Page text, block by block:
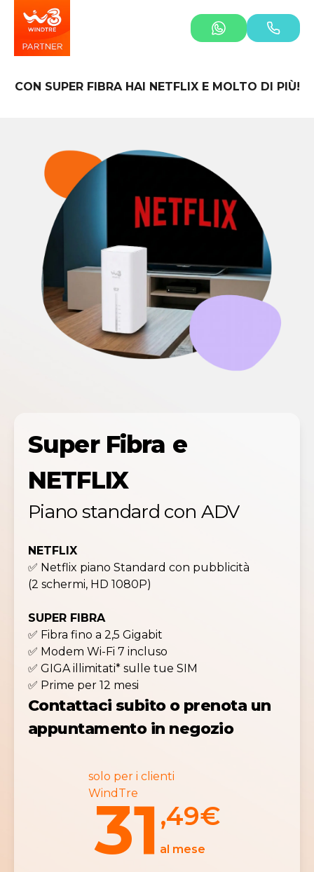
CON SUPER FIBRA HAI NETFLIX E MOLTO DI PIÙ!
Super Fibra e
NETFLIX
Piano standard con ADV
NETFLIX
✅ Netflix piano Standard con pubblicità
(2 schermi, HD 1080P)
SUPER FIBRA
✅ Fibra fino a 2,5 Gigabit
✅ Modem Wi-Fi 7 incluso
✅ GIGA illimitati* sulle tue SIM
✅ Prime per 12 mesi
Contattaci subito o prenota un
appuntamento in negozio
solo per i clienti
WindTre
31 ,49€
al mese